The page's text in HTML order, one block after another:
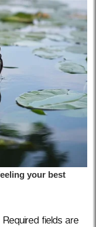
Required fields are